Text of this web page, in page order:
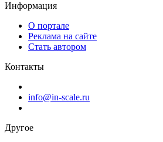
Информация
О портале
Реклама на сайте
Стать автором
Контакты
info@in-scale.ru
Другое